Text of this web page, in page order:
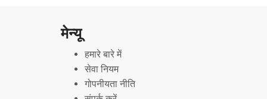
मेन्यू
हमारे बारे में
सेवा नियम
गोपनीयता नीति